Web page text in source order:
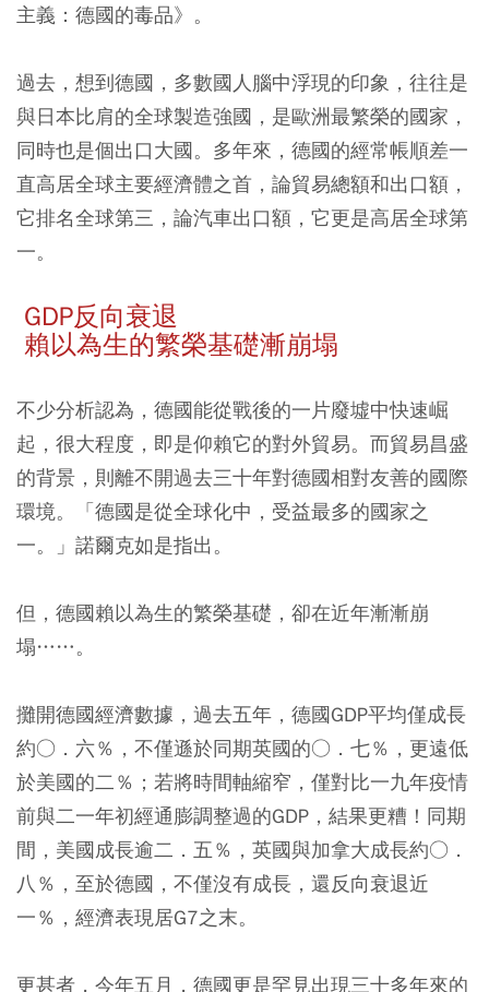
主義：德國的毒品》。
過去，想到德國，多數國人腦中浮現的印象，往往是
與日本比肩的全球製造強國，是歐洲最繁榮的國家，
同時也是個出口大國。多年來，德國的經常帳順差一
直高居全球主要經濟體之首，論貿易總額和出口額，
它排名全球第三，論汽車出口額，它更是高居全球第
一。
GDP反向衰退
賴以為生的繁榮基礎漸崩塌
不少分析認為，德國能從戰後的一片廢墟中快速崛
起，很大程度，即是仰賴它的對外貿易。而貿易昌盛
的背景，則離不開過去三十年對德國相對友善的國際
環境。「德國是從全球化中，受益最多的國家之
一。」諾爾克如是指出。
但，德國賴以為生的繁榮基礎，卻在近年漸漸崩
塌……。
攤開德國經濟數據，過去五年，德國GDP平均僅成長
約○．六％，不僅遜於同期英國的○．七％，更遠低
於美國的二％；若將時間軸縮窄，僅對比一九年疫情
前與二一年初經通膨調整過的GDP，結果更糟！同期
間，美國成長逾二．五％，英國與加拿大成長約○．
八％，至於德國，不僅沒有成長，還反向衰退近
一％，經濟表現居G7之末。
更甚者，今年五月，德國更是罕見出現三十多年來的